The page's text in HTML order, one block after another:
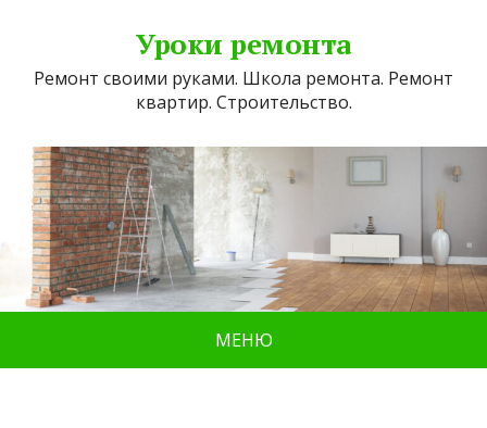
Уроки ремонта
Ремонт своими руками. Школа ремонта. Ремонт
квартир. Строительство.
МЕНЮ